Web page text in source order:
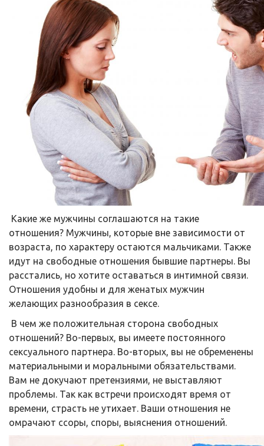
Какие же мужчины соглашаются на такие
отношения? Мужчины, которые вне зависимости от
возраста, по характеру остаются мальчиками. Также
идут на свободные отношения бывшие партнеры. Вы
расстались, но хотите оставаться в интимной связи.
Отношения удобны и для женатых мужчин
желающих разнообразия в сексе.
В чем же положительная сторона свободных
отношений? Во-первых, вы имеете постоянного
сексуального партнера. Во-вторых, вы не обременены
материальными и моральными обязательствами.
Вам не докучают претензиями, не выставляют
проблемы. Так как встречи происходят время от
времени, страсть не утихает. Ваши отношения не
омрачают ссоры, споры, выяснения отношений.